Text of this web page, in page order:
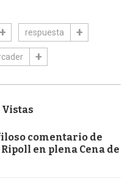
respuesta
Vistas
comentario de
en plena Cena de